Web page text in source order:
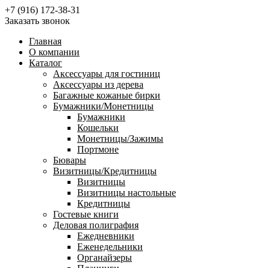
+7 (916) 172-38-31
Заказать звонок
Главная
О компании
Каталог
Аксессуары для гостиниц
Аксессуары из дерева
Багажные кожаные бирки
Бумажники/Монетницы
Бумажники
Кошельки
Монетницы/Зажимы
Портмоне
Бювары
Визитницы/Кредитницы
Визитницы
Визитницы настольные
Кредитницы
Гостевые книги
Деловая полиграфия
Ежедневники
Еженедельники
Органайзеры